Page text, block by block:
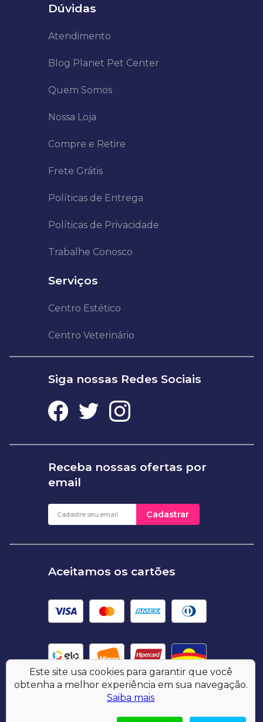
Dúvidas
Atendimento
Blog Planet Pet Center
Quem Somos
Nossa Loja
Compre e Retire
Frete Grátis
Políticas de Entrega
Políticas de Privacidade
Trabalhe Conosco
Serviços
Centro Estético
Centro Veterinário
Siga nossas Redes Sociais
Receba nossas ofertas por
email
Cadastrar
Aceitamos os cartões
Este site usa cookies para garantir que você
obtenha a melhor experiência em sua navegação.
Saiba mais